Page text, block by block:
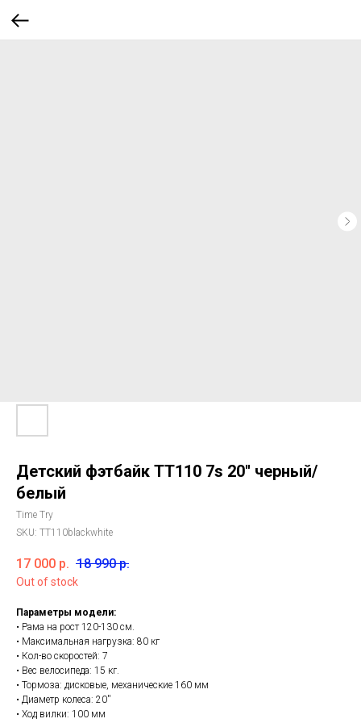
Детский фэтбайк ТТ110 7s 20'' черный/
белый
Time Try
SKU: TT110blackwhite
17 000 р. 18 990 р.
Out of stock
Параметры модели:
• Рама на рост 120-130 см.
• Максимальная нагрузка: 80 кг
• Кол-во скоростей: 7
• Вес велосипеда: 15 кг.
• Тормоза: дисковые, механические 160 мм
• Диаметр колеса: 20''
• Ход вилки: 100 мм